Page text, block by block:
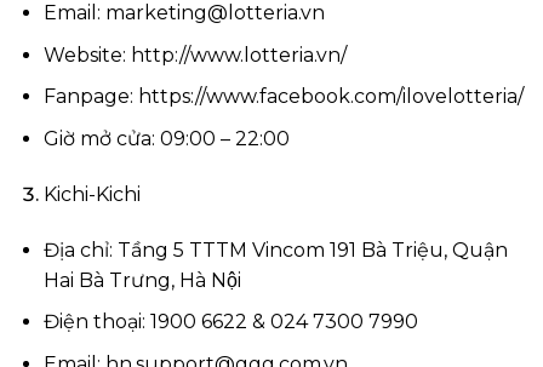
Email: marketing@lotteria.vn
Website: http://www.lotteria.vn/
Fanpage: https://www.facebook.com/ilovelotteria/
Giờ mở cửa: 09:00 – 22:00
Kichi-Kichi
Địa chỉ: Tầng 5 TTTM Vincom 191 Bà Triệu, Quận
Hai Bà Trưng, Hà Nội
Điện thoại: 1900 6622 & 024 7300 7990